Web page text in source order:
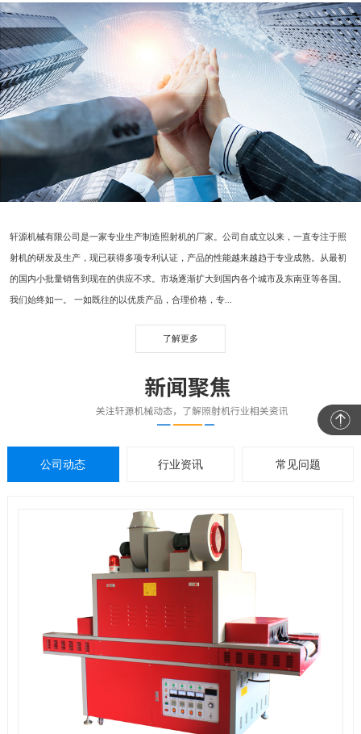
轩源机械有限公司是一家专业生产制造照射机的厂家。公司自成立以来，一直专注于照
射机的研发及生产，现已获得多项专利认证，产品的性能越来越趋于专业成熟。从最初
的国内小批量销售到现在的供应不求。市场逐渐扩大到国内各个城市及东南亚等各国。
我们始终如一。 一如既往的以优质产品，合理价格，专...
了解更多
公司动态 行业资讯 常见问题